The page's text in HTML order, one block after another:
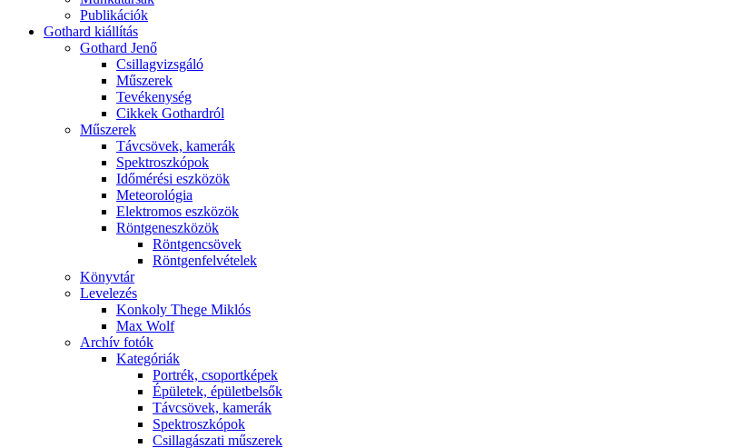
Pub­li­ká­ci­ók
Got­hard ki­ál­lí­tás
Got­hard Je­nő
Csil­lag­vizs­gá­ló
Mű­sze­rek
Te­vé­keny­ség
Cik­kek Got­hard­ról
Mű­sze­rek
Táv­csö­vek, ka­me­rák
Spekt­rosz­kó­pok
Idő­mé­ré­si esz­kö­zök
Me­te­o­ro­ló­gia
Elekt­ro­mos esz­kö­zök
Rönt­gen­esz­kö­zök
Rönt­gen­csö­vek
Rönt­gen­fel­vé­te­lek
Könyv­tár
Le­ve­le­zés
Kon­koly The­ge Mik­lós
Max Wolf
Ar­chív fo­tók
Ka­te­gó­ri­ák
Port­rék, cso­port­ké­pek
Épü­le­tek, épü­let­bel­sők
Táv­csö­vek, ka­me­rák
Spekt­rosz­kó­pok
Csil­la­gá­sza­ti mű­sze­rek